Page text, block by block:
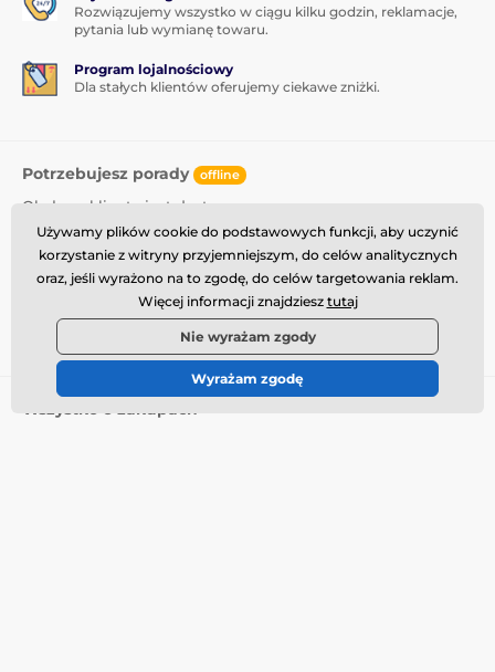
Rozwiązujemy wszystko w ciągu kilku godzin, reklamacje,
pytania lub wymianę towaru.
Program lojalnościowy
Dla stałych klientów oferujemy ciekawe zniżki.
Potrzebujesz porady offline
Obsługa klienta jest dostępna
info@momanio.pl
Gdzie nas znaleźć
Polski
Wszystko o zakupach
Używamy plików cookie do podstawowych funkcji, aby uczynić
korzystanie z witryny przyjemniejszym, do celów analitycznych
oraz, jeśli wyrażono na to zgodę, do celów targetowania reklam.
Więcej informacji znajdziesz tutaj
Nie wyrażam zgody
Wyrażam zgodę